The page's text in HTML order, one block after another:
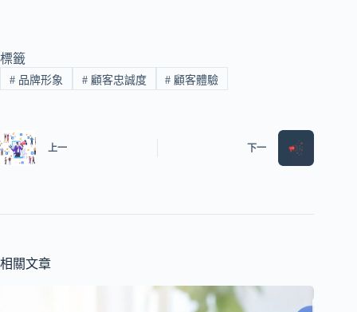
標籤
#品牌形象 #顧客忠誠度 # 顧客體驗
上一 下一
相關文章